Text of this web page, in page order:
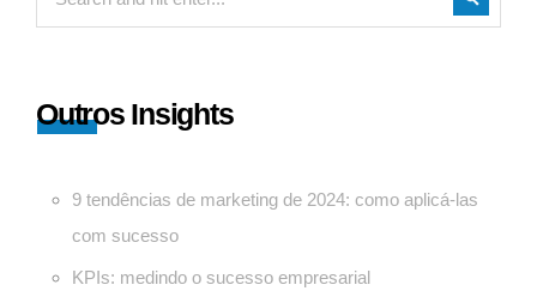
Outros Insights
9 tendências de marketing de 2024: como aplicá-las
com sucesso
KPIs: medindo o sucesso empresarial